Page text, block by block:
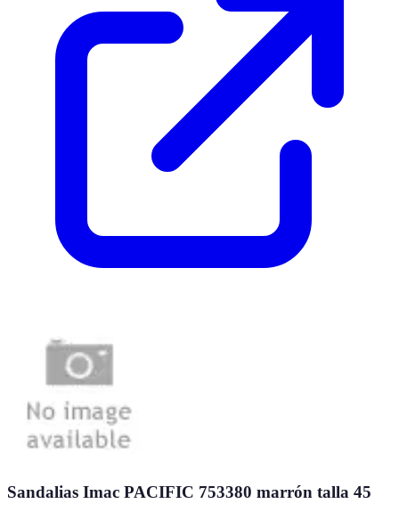
Sandalias Imac PACIFIC 753380 marrón talla 45